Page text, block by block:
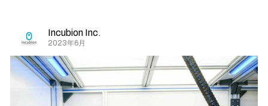
Incubion Inc.
2023年6月